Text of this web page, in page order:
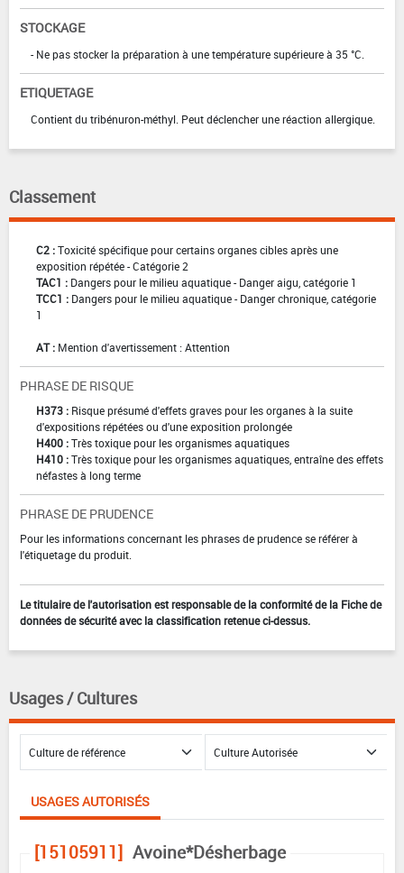
STOCKAGE
- Ne pas stocker la préparation à une température supérieure à 35 °C.
ETIQUETAGE
Contient du tribénuron-méthyl. Peut déclencher une réaction allergique.
Classement
C2 :Toxicité spécifique pour certains organes cibles après une
exposition répétée - Catégorie 2
TAC1 : Dangers pour le milieu aquatique - Danger aigu, catégorie 1
TCC1 : Dangers pour le milieu aquatique - Danger chronique, catégorie
1
AT : Mention d'avertissement : Attention
PHRASE DE RISQUE
H373 : Risque présumé d'effets graves pour les organes à la suite
d'expositions répétées ou d'une exposition prolongée
H400 :Très toxique pour les organismes aquatiques
H410 :Très toxique pour les organismes aquatiques, entraîne des effets
néfastes à long terme
PHRASE DE PRUDENCE
Pour les informations concernant les phrases de prudence se référer à
l'étiquetage du produit.
Le titulaire de l'autorisation est responsable de la conformité de la Fiche de
données de sécurité avec la classification retenue ci-dessus.
Usages / Cultures
USAGES AUTORISÉS
[15105911] Avoine*Désherbage